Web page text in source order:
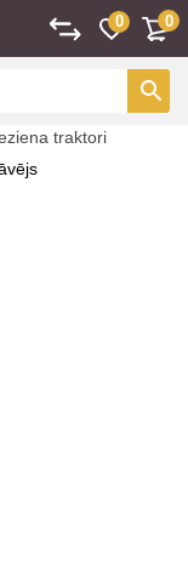
0 0
traktori